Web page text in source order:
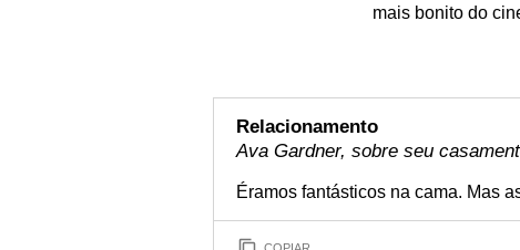
mais bonito do
Relacionamento
Ava Gardner, sobre seu
Éramos fantásticos na cama. Mas
COPIAR